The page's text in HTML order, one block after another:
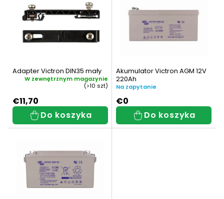
p
r
a
o
Adapter Victron DIN35 mały
W zewnętrznym magazynie
(>10 szt)
€11,70
Do koszyka
Akumulator Victron AGM 12V
220Ah
Na zapytanie
€0
Do koszyka